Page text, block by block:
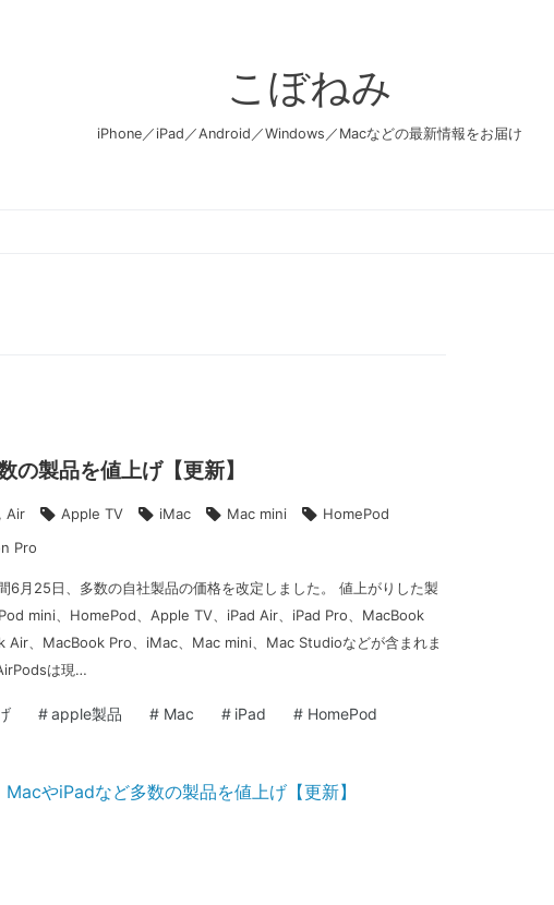
こぼねみ
iPhone／iPad／Android／Windows／Macなどの最新情報をお届け
製品を値上げ【更新】
Air Apple TV iMac Mac mini
HomePod
Pro
6月25日、多数の自社製品の価格を改定しました。 値上がりした製
mini、HomePod、Apple TV、iPad Air、iPad Pro、MacBook
Air、MacBook Pro、iMac、Mac mini、Mac Studioなどが含まれま
は現…
# apple製品 # Mac # iPad # HomePod